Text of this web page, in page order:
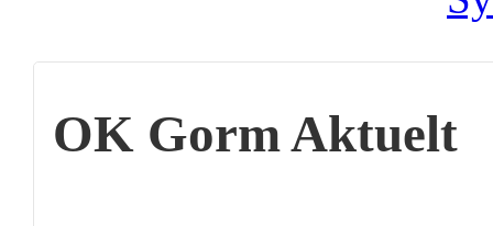
OK Gorm Aktuelt